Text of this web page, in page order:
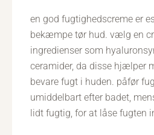
en god fugtighedscreme er
bekæmpe tør hud. vælg en
ingredienser som
ceramider, da disse hjælper
bevare fugt i huden. påfør
umiddelbart efter badet,
lidt fugtig, for at låse fugten